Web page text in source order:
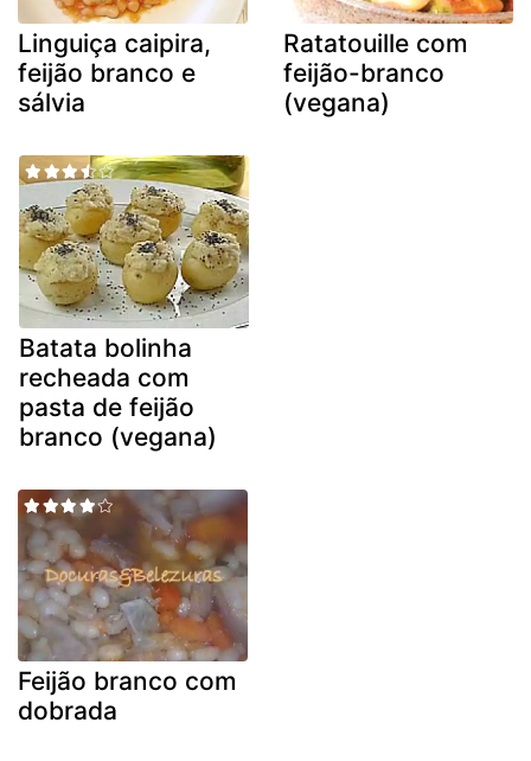
Linguiça caipira,
feijão branco e
sálvia
Ratatouille com
feijão-branco
(vegana)
Batata bolinha
recheada com
pasta de feijão
branco (vegana)
Feijão branco com
dobrada